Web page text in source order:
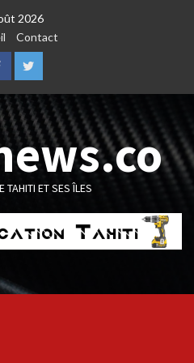
2026
Contact
Twitter
TAHITI ET SES ÎLES